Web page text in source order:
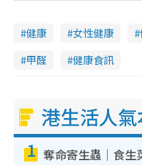
健康 女性健康
甲醛
健康食訊
港生活人
1